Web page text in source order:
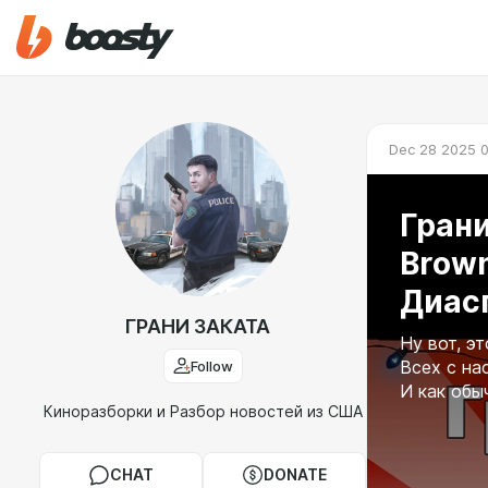
ГРАНИ ЗАКАТА
Follow
Киноразборки и Разбор новостей из США
CHAT DONATE
Dec 28 2025
Ну вот,
Всех с
И как